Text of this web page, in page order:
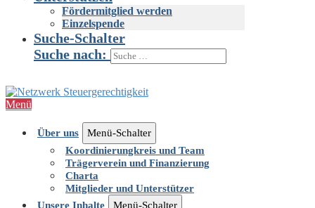
Fördermitglied werden
Einzelspende
Suche-Schalter
Suche nach:
Menü
Über uns
Menü-Schalter
Koordinierungkreis und Team
Trägerverein und Finanzierung
Charta
Mitglieder und Unterstützer
Unsere Inhalte
Menü-Schalter